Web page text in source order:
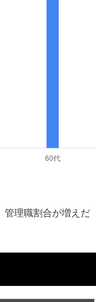
管理職割合が増えだ